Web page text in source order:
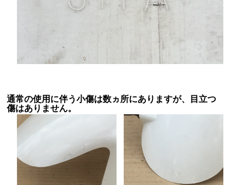
通常の使用に伴う小傷は数ヵ所にありますが、目立つ
傷はありません。